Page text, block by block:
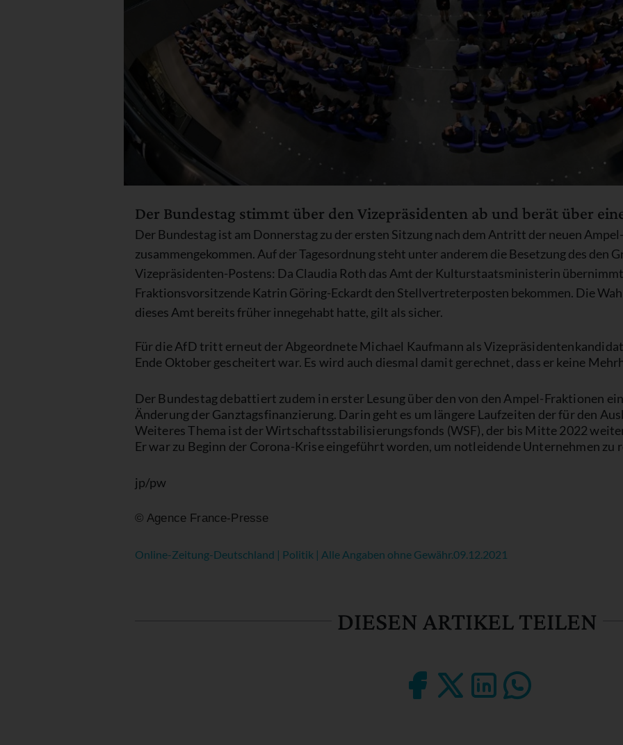
Der Bundestag stimmt über den Vizepräsidenten ab und berät über
Der Bundestag ist am Donnerstag zu der ersten Sitzung nach dem Antritt der neuen
zusammengekommen. Auf der Tagesordnung steht unter anderem die Besetzung des den
Vizepräsidenten-Postens: Da Claudia Roth das Amt der Kulturstaatsministerin
Fraktionsvorsitzende Katrin Göring-Eckardt den Stellvertreterposten bekommen. Die
dieses Amt bereits früher innegehabt hatte, gilt als sicher.
Für die AfD tritt erneut der Abgeordnete Michael Kaufmann als
Ende Oktober gescheitert war. Es wird auch diesmal damit gerechnet, dass er keine
Der Bundestag debattiert zudem in erster Lesung über den von den Ampel-Fraktionen
Änderung der Ganztagsfinanzierung. Darin geht es um längere Laufzeiten der für den
Weiteres Thema ist der Wirtschaftsstabilisierungsfonds (WSF), der bis Mitte 2022
Er war zu Beginn der Corona-Krise eingeführt worden, um notleidende Unternehmen zu
jp/pw
© Agence France-Presse
Online-Zeitung-Deutschland | Politik | Alle Angaben ohne Gewähr.09.12.2021
DIESEN ARTIKEL TEILEN